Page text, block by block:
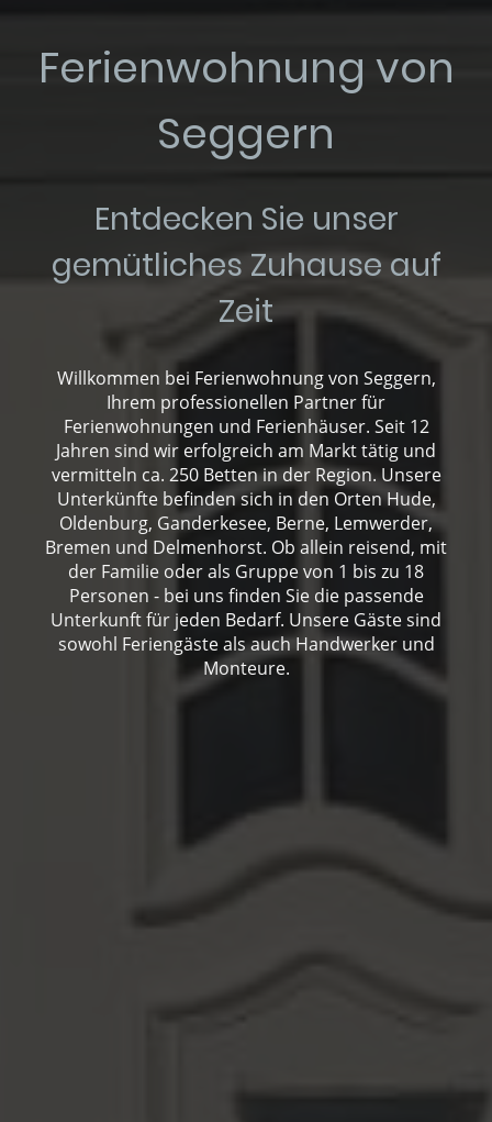
Ferienwohnung von
Seggern
Entdecken Sie unser
gemütliches Zuhause auf
Zeit
Willkommen bei Ferienwohnung von Seggern,
Ihrem professionellen Partner für
Ferienwohnungen und Ferienhäuser. Seit 12
Jahren sind wir erfolgreich am Markt tätig und
vermitteln ca. 250 Betten in der Region. Unsere
Unterkünfte befinden sich in den Orten Hude,
Oldenburg, Ganderkesee, Berne, Lemwerder,
Bremen und Delmenhorst. Ob allein reisend, mit
der Familie oder als Gruppe von 1 bis zu 18
Personen - bei uns finden Sie die passende
Unterkunft für jeden Bedarf. Unsere Gäste sind
sowohl Feriengäste als auch Handwerker und
Monteure.